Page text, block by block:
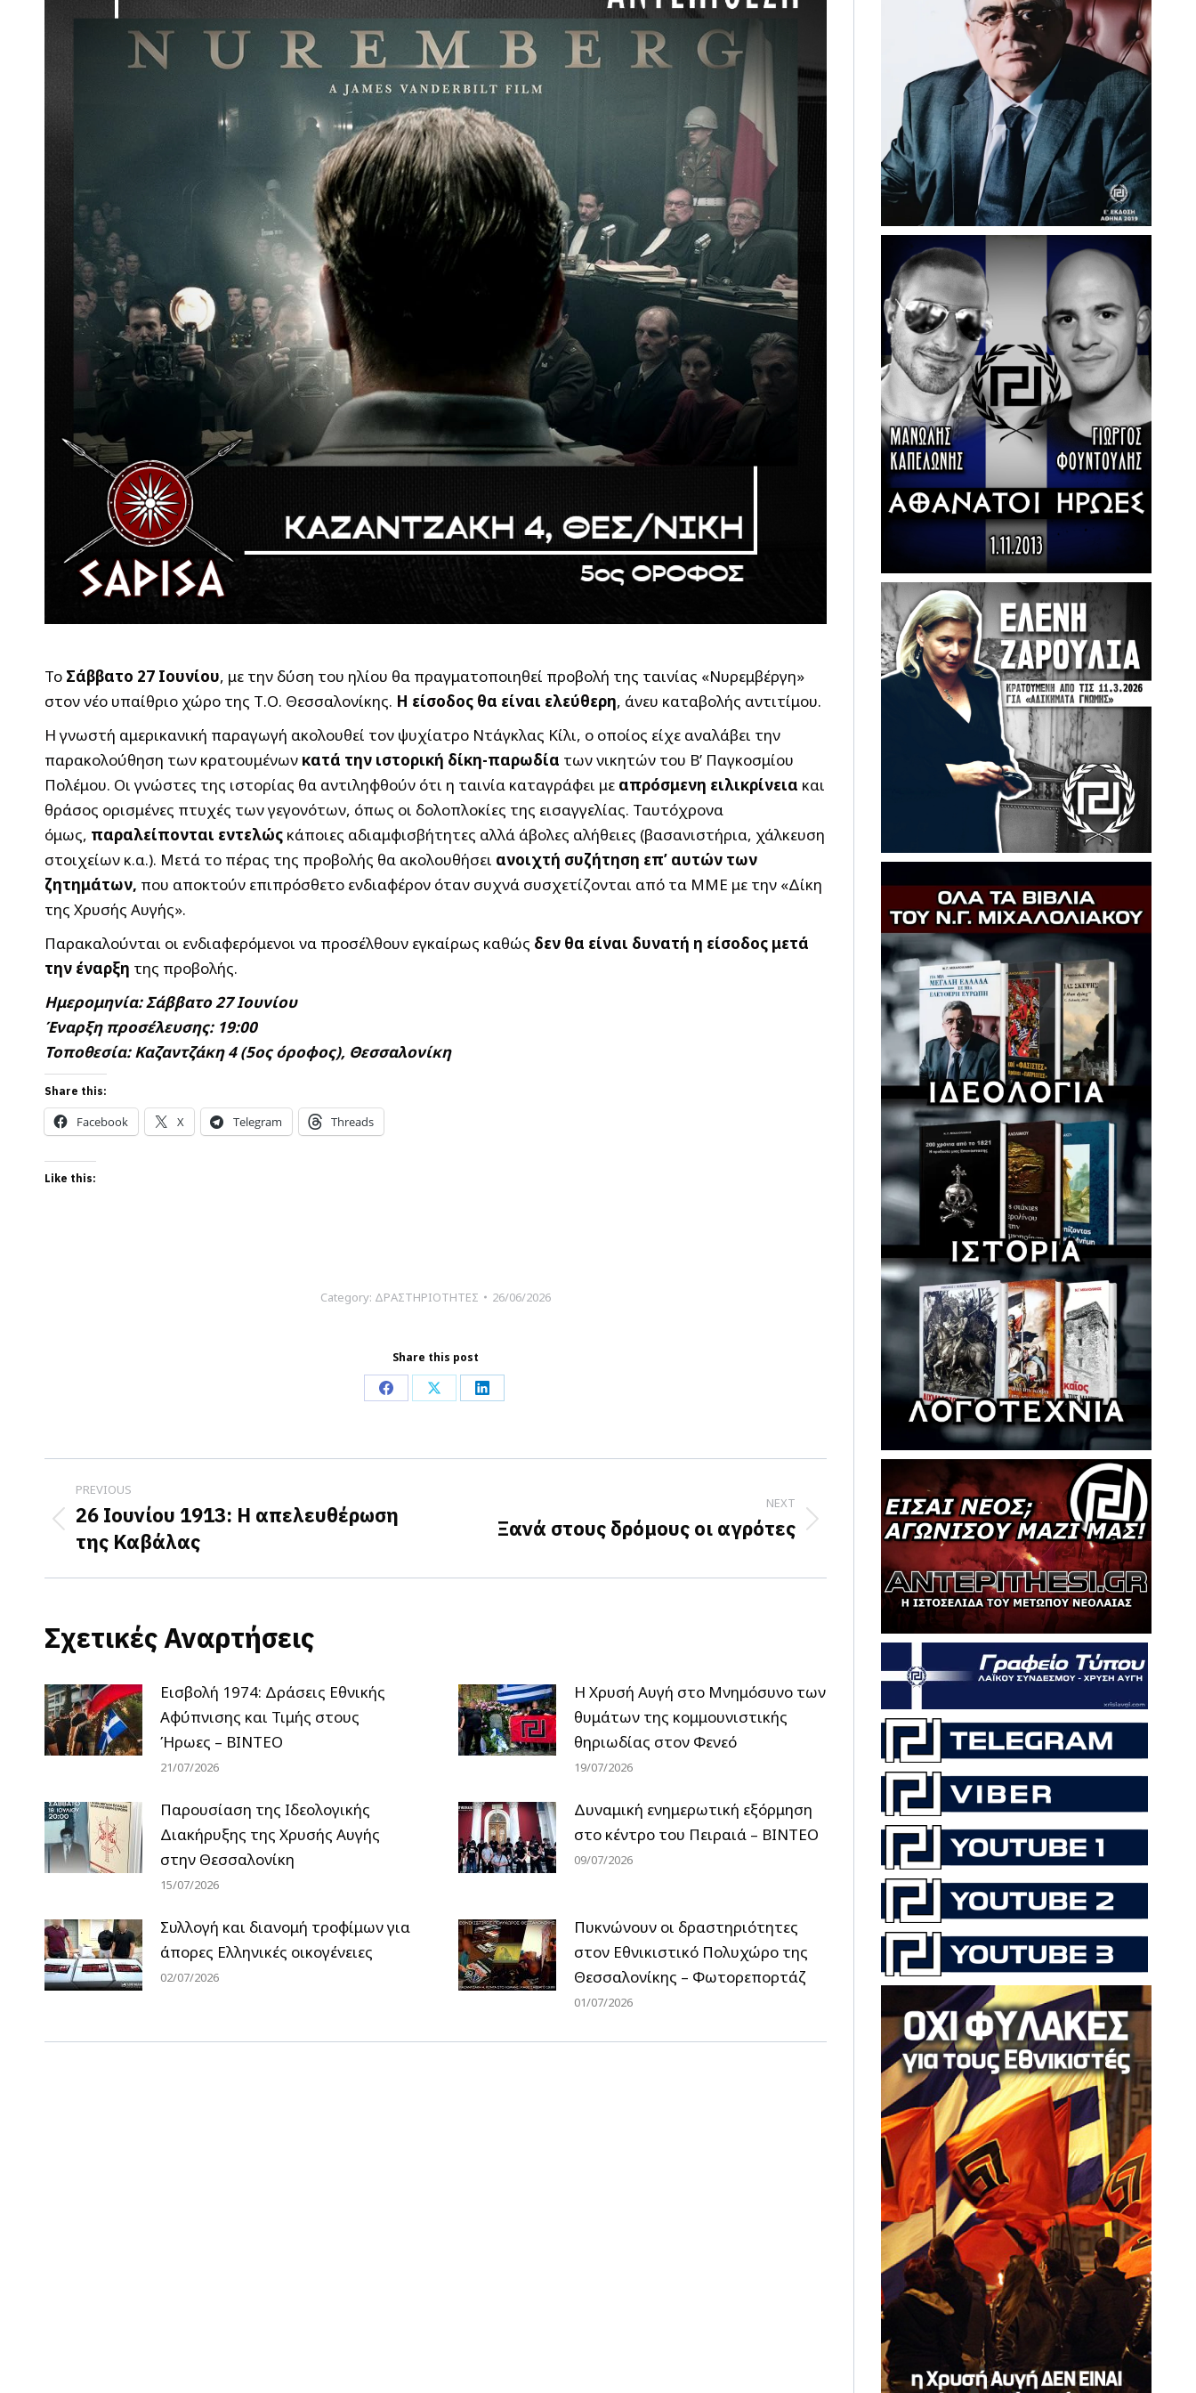
Το Σάββατο 27 Ιουνίου, με την δύση του ηλίου θα πραγματοποιηθεί προβολή της ταινίας «Νυρεμβέργη»
στον νέο υπαίθριο χώρο της Τ.Ο. Θεσσαλονίκης. Η είσοδος θα είναι ελεύθερη, άνευ καταβολής αντιτίμου.
Η γνωστή αμερικανική παραγωγή ακολουθεί τον ψυχίατρο Ντάγκλας Κίλι, ο οποίος είχε αναλάβει την
παρακολούθηση των κρατουμένων κατά την ιστορική δίκη-παρωδία των νικητών του Β’ Παγκοσμίου
Πολέμου. Οι γνώστες της ιστορίας θα αντιληφθούν ότι η ταινία καταγράφει με απρόσμενη ειλικρίνεια και
θράσος ορισμένες πτυχές των γεγονότων, όπως οι δολοπλοκίες της εισαγγελίας. Ταυτόχρονα
όμως, παραλείπονται εντελώς κάποιες αδιαμφισβήτητες αλλά άβολες αλήθειες (βασανιστήρια, χάλκευση
στοιχείων κ.α.). Μετά το πέρας της προβολής θα ακολουθήσει ανοιχτή συζήτηση επ’ αυτών των
ζητημάτων, που αποκτούν επιπρόσθετο ενδιαφέρον όταν συχνά συσχετίζονται από τα ΜΜΕ με την «Δίκη
της Χρυσής Αυγής».
Παρακαλούνται οι ενδιαφερόμενοι να προσέλθουν εγκαίρως καθώς δεν θα είναι δυνατή η είσοδος μετά
την έναρξη της προβολής.
Ημερομηνία: Σάββατο 27 Ιουνίου
Έναρξη προσέλευσης: 19:00
Τοποθεσία: Καζαντζάκη 4 (5ος όροφος), Θεσσαλονίκη
Share this:
Facebook X Telegram Threads
Like this:
Category: ΔΡΑΣΤΗΡΙΟΤΗΤΕΣ 26/06/2026
Share this post
Share
Facebook
Share
X
Share
LinkedIn
Post
navigation
PREVIOUS
Previous
post:
26 Ιουνίου 1913: Η απελευθέρωση
της Καβάλας
NEXT
Ξανά στους δρόμους οι αγρότες
Σχετικές Αναρτήσεις
Εισβολή 1974: Δράσεις Εθνικής
Αφύπνισης και Τιμής στους
Ήρωες – ΒΙΝΤΕΟ
21/07/2026
Η Χρυσή Αυγή στο Μνημόσυνο των
θυμάτων της κομμουνιστικής
θηριωδίας στον Φενεό
19/07/2026
Παρουσίαση της Ιδεολογικής
Διακήρυξης της Χρυσής Αυγής
στην Θεσσαλονίκη
15/07/2026
Δυναμική ενημερωτική εξόρμηση
στο κέντρο του Πειραιά – ΒΙΝΤΕΟ
09/07/2026
Συλλογή και διανομή τροφίμων για
άπορες Ελληνικές οικογένειες
02/07/2026
Πυκνώνουν οι δραστηριότητες
στον Εθνικιστικό Πολυχώρο της
Θεσσαλονίκης – Φωτορεπορτάζ
01/07/2026